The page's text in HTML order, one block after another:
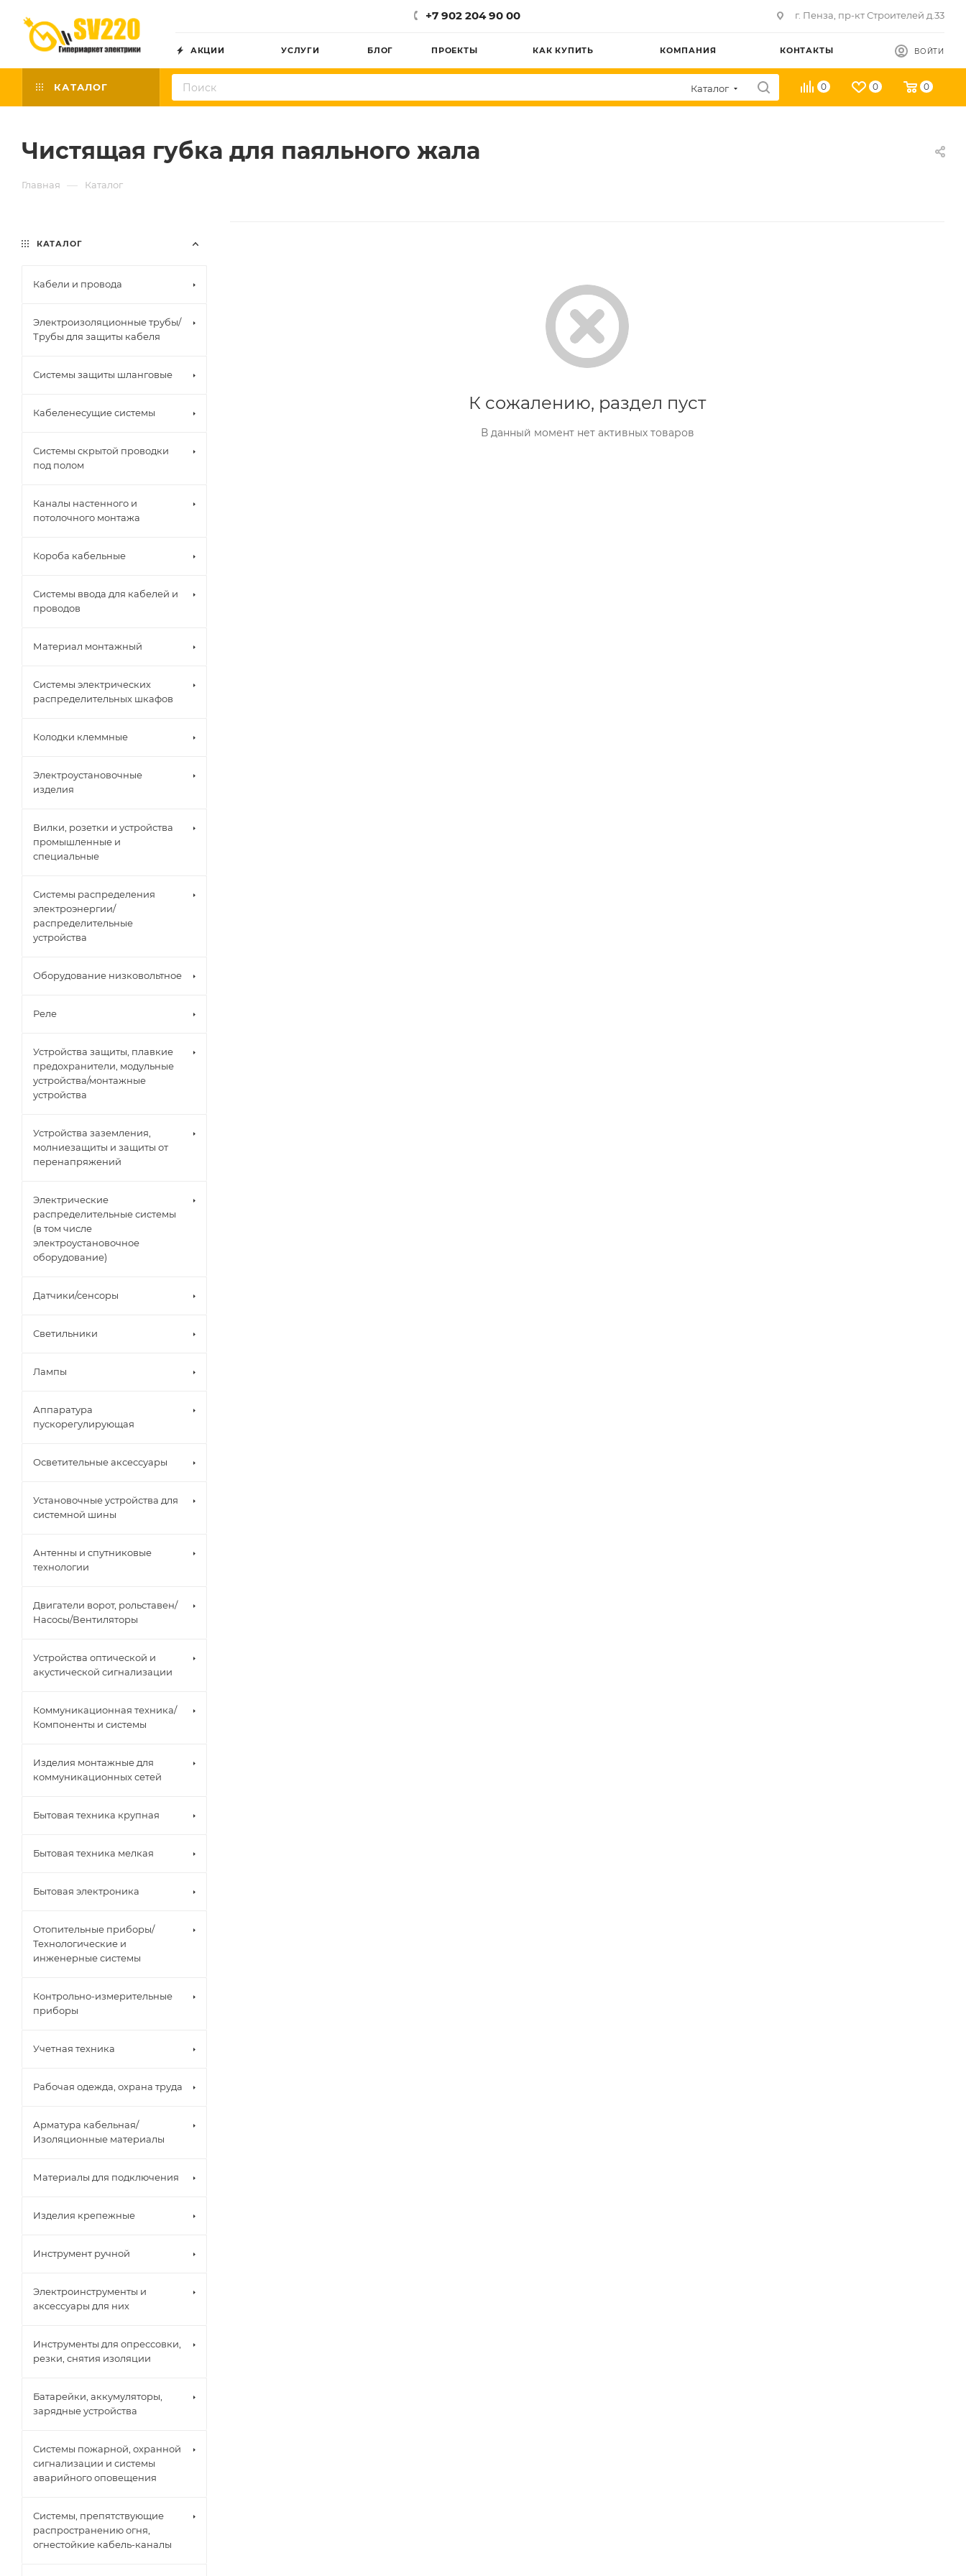
+7 902 204 90 00 г. Пенза, пр-кт Строителей д.33
АКЦИИ УСЛУГИ БЛОГ ПРОЕКТЫ КАК КУПИТЬ КОМПАНИЯ КОНТАКТЫ ВОЙТИ
КАТАЛОГ Каталог 0 0 0
Чистящая губка для паяльного жала
Главная — Каталог
К сожалению, раздел пуст
В данный момент нет активных товаров
КАТАЛОГ
Кабели и провода
Электроизоляционные трубы/
Трубы для защиты кабеля
Системы защиты шланговые
Кабеленесущие системы
Системы скрытой проводки
под полом
Каналы настенного и
потолочного монтажа
Короба кабельные
Системы ввода для кабелей и
проводов
Материал монтажный
Системы электрических
распределительных шкафов
Колодки клеммные
Электроустановочные
изделия
Вилки, розетки и устройства
промышленные и
специальные
Системы распределения
электроэнергии/
распределительные
устройства
Оборудование низковольтное
Реле
Устройства защиты, плавкие
предохранители, модульные
устройства/монтажные
устройства
Устройства заземления,
молниезащиты и защиты от
перенапряжений
Электрические
распределительные системы
(в том числе
электроустановочное
оборудование)
Датчики/сенсоры
Светильники
Лампы
Аппаратура
пускорегулирующая
Осветительные аксессуары
Установочные устройства для
системной шины
Антенны и спутниковые
технологии
Двигатели ворот, рольставен/
Насосы/Вентиляторы
Устройства оптической и
акустической сигнализации
Коммуникационная техника/
Компоненты и системы
Изделия монтажные для
коммуникационных сетей
Бытовая техника крупная
Бытовая техника мелкая
Бытовая электроника
Отопительные приборы/
Технологические и
инженерные системы
Контрольно-измерительные
приборы
Учетная техника
Рабочая одежда, охрана труда
Арматура кабельная/
Изоляционные материалы
Материалы для подключения
Изделия крепежные
Инструмент ручной
Электроинструменты и
аксессуары для них
Инструменты для опрессовки,
резки, снятия изоляции
Батарейки, аккумуляторы,
зарядные устройства
Системы пожарной, охранной
сигнализации и системы
аварийного оповещения
Системы, препятствующие
распространению огня,
огнестойкие кабель-каналы